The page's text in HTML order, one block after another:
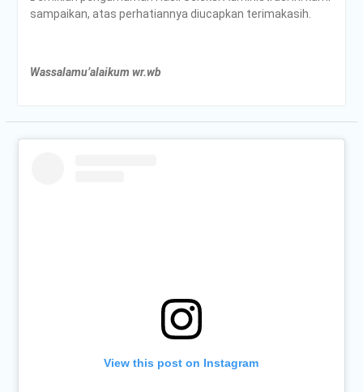
sampaikan, atas perhatiannya diucapkan terimakasih.
Wassalamu’alaikum wr.wb
View this post on Instagram